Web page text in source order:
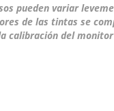
pueden variar
de las tintas se
calibración del